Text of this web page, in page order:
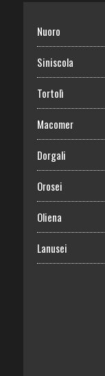
Nuoro
Siniscola
Tortolì
Macomer
Dorgali
Orosei
Oliena
Lanusei